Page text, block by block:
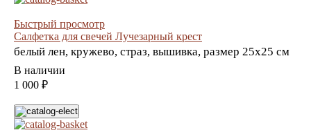
Быстрый просмотр
Салфетка для свечей Лучезарный крест
белый лен, кружево, страз, вышивка, размер 25х25 см
В наличии
1 000 ₽